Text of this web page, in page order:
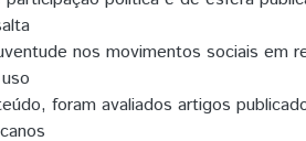
nos movimentos sociais em
foram avaliados artigos